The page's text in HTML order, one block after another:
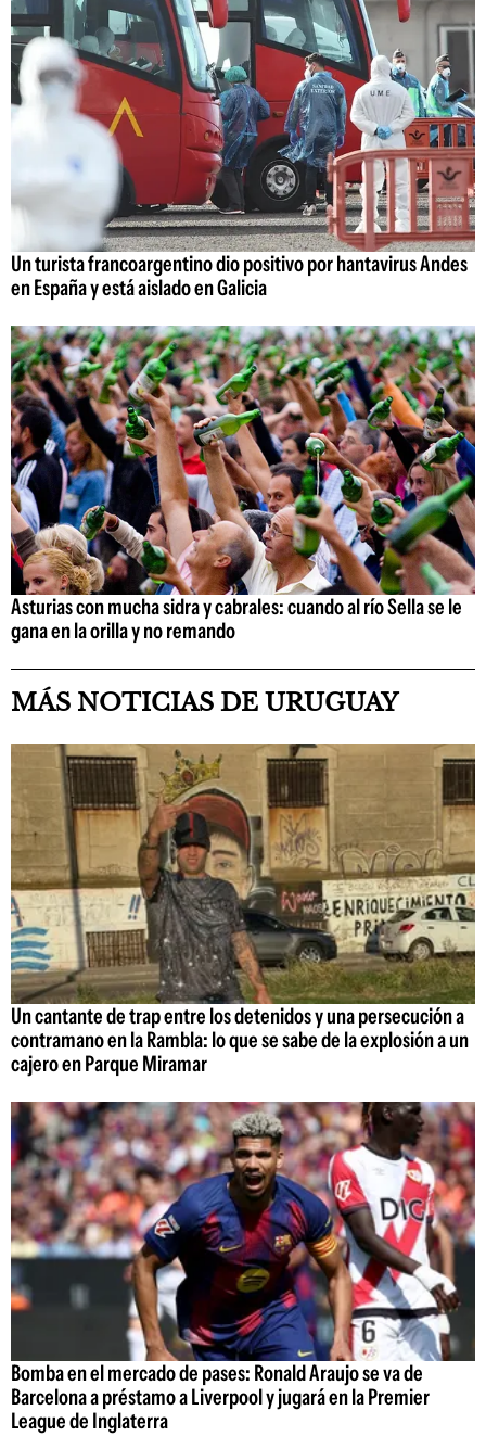
Un turista francoargentino dio positivo por hantavirus Andes
en España y está aislado en Galicia
Asturias con mucha sidra y cabrales: cuando al río Sella se le
gana en la orilla y no remando
MÁS NOTICIAS DE URUGUAY
Un cantante de trap entre los detenidos y una persecución a
contramano en la Rambla: lo que se sabe de la explosión a un
cajero en Parque Miramar
Bomba en el mercado de pases: Ronald Araujo se va de
Barcelona a préstamo a Liverpool y jugará en la Premier
League de Inglaterra